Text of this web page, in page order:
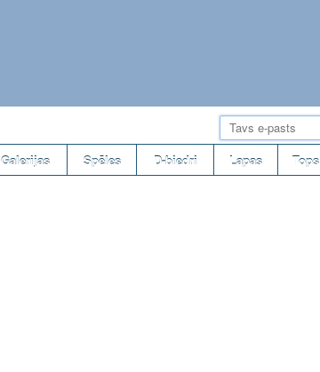
Galerijas Spēles D-biedri Lapas Tops